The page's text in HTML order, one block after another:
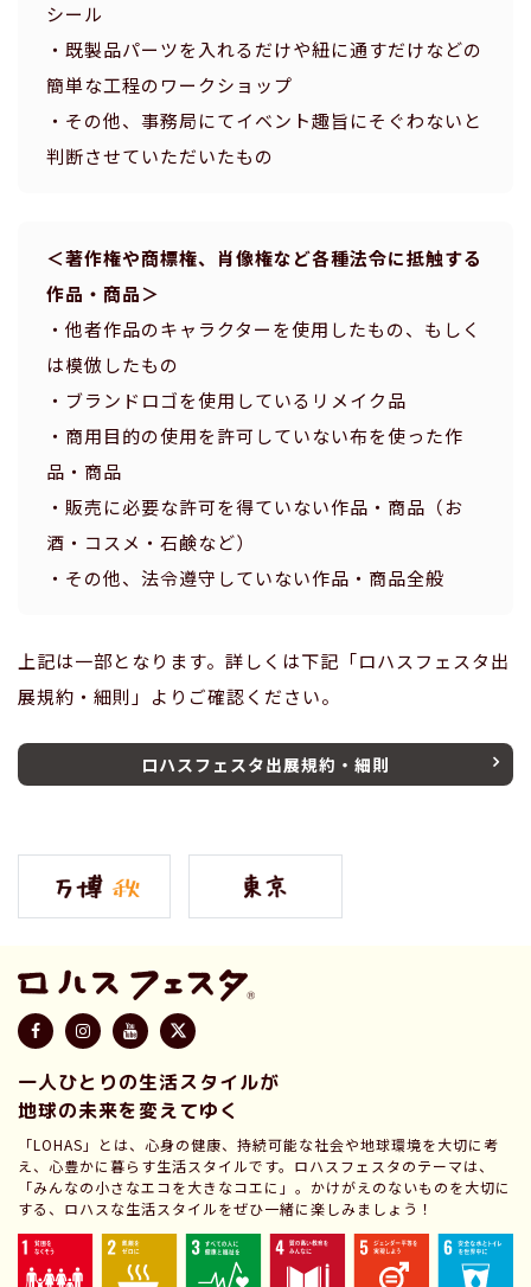
シール
・既製品パーツを入れるだけや紐に通すだけなどの
簡単な工程のワークショップ
・その他、事務局にてイベント趣旨にそぐわないと
判断させていただいたもの
＜著作権や商標権、肖像権など各種法令に抵触する
作品・商品＞
・他者作品のキャラクターを使用したもの、もしく
は模倣したもの
・ブランドロゴを使用しているリメイク品
・商用目的の使用を許可していない布を使った作
品・商品
・販売に必要な許可を得ていない作品・商品（お
酒・コスメ・石鹸など）
・その他、法令遵守していない作品・商品全般
上記は一部となります。詳しくは下記「ロハスフェスタ出
展規約・細則」よりご確認ください。
ロハスフェスタ出展規約・細則
一人ひとりの生活スタイルが
地球の未来を変えてゆく
「LOHAS」とは、心身の健康、持続可能な社会や地球環境を大切に考
え、心豊かに暮らす生活スタイルです。ロハスフェスタのテーマは、
「みんなの小さなエコを大きなコエに」。かけがえのないものを大切に
する、ロハスな生活スタイルをぜひ一緒に楽しみましょう！